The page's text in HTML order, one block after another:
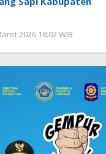
2026 18:02 WIB